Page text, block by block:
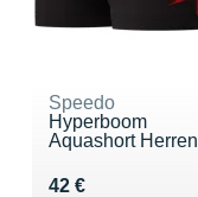
Speedo
Hyperboom
Aquashort Herren
42 €
Vendu 42 €